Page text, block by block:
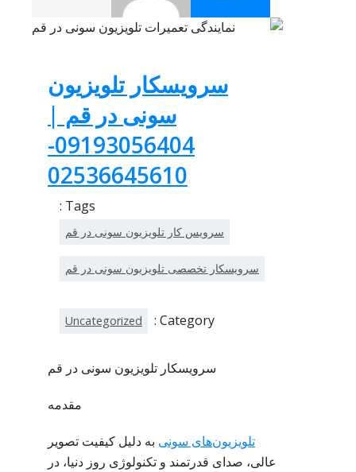
سرویسکار تلویزیون
سونی در قم |
09193056404-
02536645610
Tags :
سرویس کار تلویزیون سونی در قم
سرویسکار تخصصی تلویزیون سونی در قم
Category :
Uncategorized
سرویسکار تلویزیون سونی در قم
مقدمه
تلویزیون‌های سونی به دلیل کیفیت تصویر
عالی، صدای قدرتمند و تکنولوژی روز دنیا، در